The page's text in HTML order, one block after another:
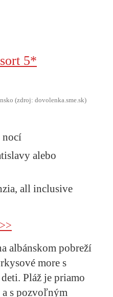
5*
(zdroj: dovolenka.sme.sk)
nocí
alebo
all inclusive
albánskom pobreží
more s
Pláž je priamo
a s pozvoľným